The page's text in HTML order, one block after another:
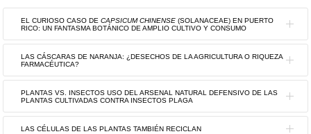
funcionales, regeneración, restauración,
sucesión ecológica.
Ver documento. Formato PDF.
IVÓN M. RAMÍREZ-MORILLO Y RODRIGO
DUNO DE STEFANO
20 de julio de 2023
Palabras clave: Dzilam de Bravo,
Malvoideae, México, novedad florística,
Yucatán.
Ver documento. Formato PDF.
EL CURIOSO CASO DE CAPSICUM CHINENSE (SOLANACEAE) EN PUERTO
RICO: UN FANTASMA BOTÁNICO DE AMPLIO CULTIVO Y CONSUMO
Por: JOHANN D. CRESPO-ZAPATA,
STEVE MALDONADO-SILVESTRINI Y
WILLIAM A. GOULD
10 de agosto de 2023
LAS CÁSCARAS DE NARANJA: ¿DESECHOS DE LA AGRICULTURA O RIQUEZA
FARMACÉUTICA?
Por: ROLFFY ORTIZ-ANDRADE, JESÚS
ALFREDO ARAUJO-LEÓN, GREGOREO
PLANTAS VS. INSECTOS USO DEL ARSENAL NATURAL DEFENSIVO DE LAS
PLANTAS CULTIVADAS CONTRA INSECTOS PLAGA
LAS CÉLULAS DE LAS PLANTAS TAMBIÉN RECICLAN